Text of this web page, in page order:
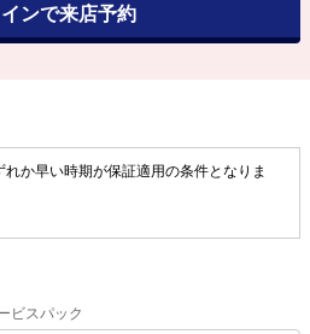
ンで来店予約
か早い時期が保証適用の条件となりま
ビスパック